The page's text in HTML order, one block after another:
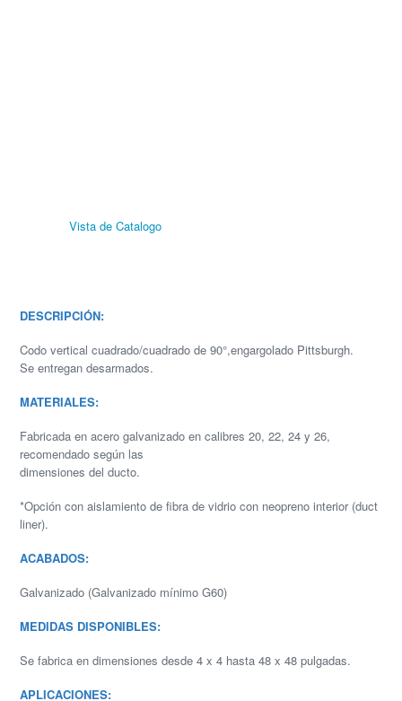
Vista de Catalogo
DESCRIPCIÓN:
Codo vertical cuadrado/cuadrado de 90°,engargolado Pittsburgh.
Se entregan desarmados.
MATERIALES:
Fabricada en acero galvanizado en calibres 20, 22, 24 y 26,
recomendado según las
dimensiones del ducto.
*Opción con aislamiento de fibra de vidrio con neopreno interior (duct
liner).
ACABADOS:
Galvanizado (Galvanizado mínimo G60)
MEDIDAS DISPONIBLES:
Se fabrica en dimensiones desde 4 x 4 hasta 48 x 48 pulgadas.
APLICACIONES: